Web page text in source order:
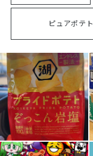
ピュアポテト